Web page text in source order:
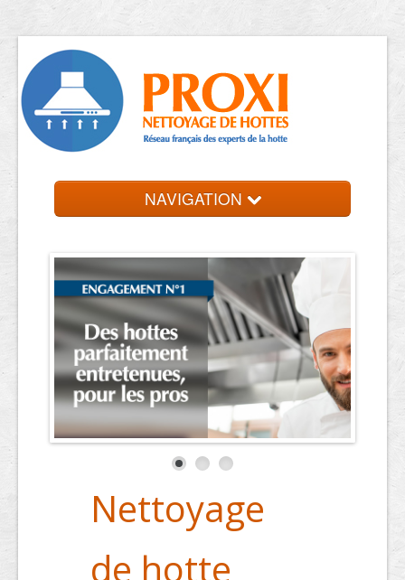
NAVIGATION
Trouver votre entreprise
Contact et devis
Nettoyage
de hotte